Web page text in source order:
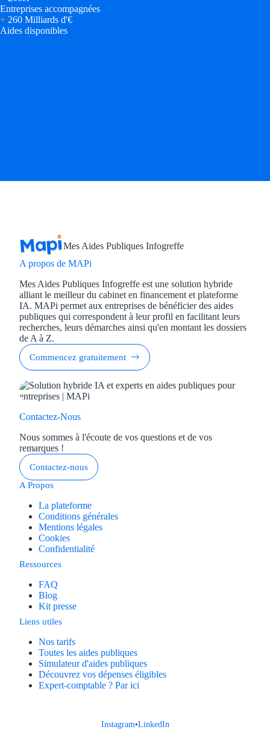
Entreprises accompagnées
+ 260 Milliards d'€
Aides disponibles
Mes Aides Publiques Infogreffe
A propos de MAPi
Mes Aides Publiques Infogreffe est une solution hybride
alliant le meilleur du cabinet en financement et plateforme
IA. MAPi permet aux entreprises de bénéficier des aides
publiques qui correspondent à leur profil en facilitant leurs
recherches, leurs démarches ainsi qu'en montant les dossiers
de A à Z.
Commencez gratuitement
Contactez-Nous
Nous sommes à l'écoute de vos questions et de vos
remarques !
Contactez-nous
A Propos
La plateforme
Conditions générales
Mentions légales
Cookies
Confidentialité
Ressources
FAQ
Blog
Kit presse
Liens utiles
Nos tarifs
Toutes les aides publiques
Simulateur d'aides publiques
Découvrez vos dépenses éligibles
Expert-comptable ? Par ici
Instagram•LinkedIn